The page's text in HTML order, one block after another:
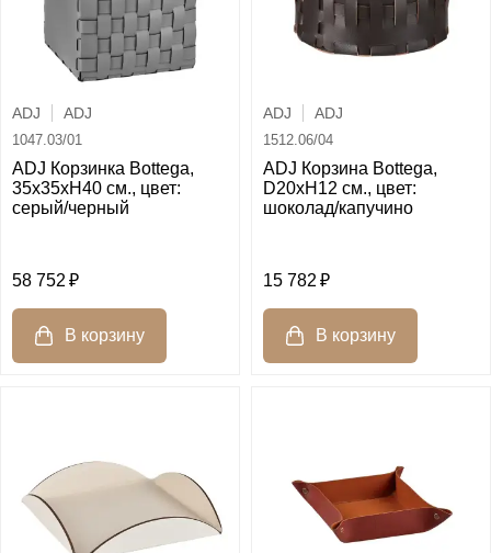
ADJ ADJ
1047.03/01
ADJ Корзинка Bottega,
35x35xH40 см., цвет:
серый/черный
58 752
ADJ ADJ
1512.06/04
ADJ Корзина Bottega,
D20xH12 см., цвет:
шоколад/капучино
15 782